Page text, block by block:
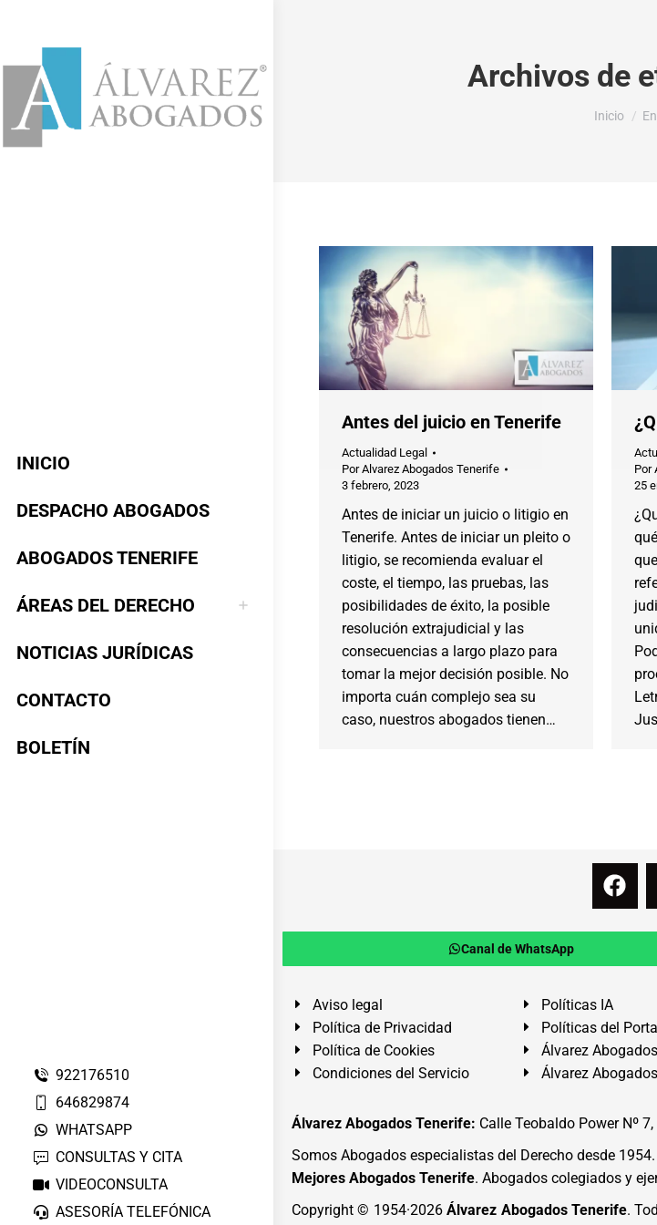
INICIO
DESPACHO ABOGADOS
ABOGADOS TENERIFE
ÁREAS DEL DERECHO
NOTICIAS JURÍDICAS
CONTACTO
BOLETÍN
922176510
646829874
WHATSAPP
CONSULTAS Y CITA
VIDEOCONSULTA
ASESORÍA TELEFÓNICA
Archivos de
Estás aquí:
Inicio
Antes del juicio en Tenerife
Actualidad Legal
PorAlvarez Abogados Tenerife
3 febrero, 2023
Antes de iniciar un juicio o litigio en
Tenerife. Antes de iniciar un pleito o
litigio, se recomienda evaluar el
coste, el tiempo, las pruebas, las
posibilidades de éxito, la posible
resolución extrajudicial y las
consecuencias a largo plazo para
tomar la mejor decisión posible. No
importa cuán complejo sea su
caso, nuestros abogados tienen…
Por
25
Canal de WhatsApp
Aviso legal
Política de Privacidad
Política de Cookies
Condiciones del Servicio
Políticas IA
Políticas del
Álvarez
Álvarez
Álvarez Abogados Tenerife: Calle Teobaldo Power Nº
Somos Abogados especialistas del Derecho desde 1954.
Mejores Abogados Tenerife. Abogados colegiados y
Copyright © 1954·2026Álvarez Abogados Tenerife.